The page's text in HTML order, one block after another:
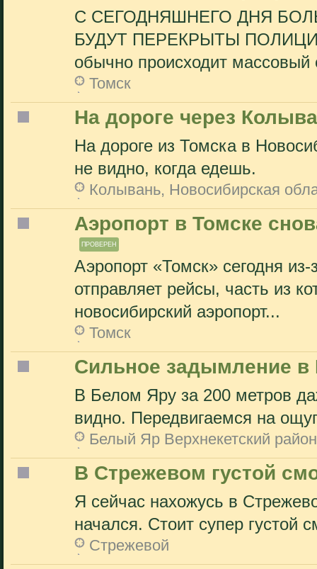
С СЕГОДНЯШНЕГО ДНЯ
БУДУТ ПЕРЕКРЫТЫ
обычно происходит
Томск
На дороге через
На дороге из Томска в
не видно, когда едешь.
Колывань, Новосибирская
Аэропорт в Томске
ПРОВЕРЕН
Аэропорт «Томск» сегодня
отправляет рейсы, часть из
новосибирский аэропорт...
Томск
Сильное задымление
В Белом Яру за 200 метров
видно. Передвигаемся на
Белый Яр Верхнекетский район
В Стрежевом густой
Я сейчас нахожусь в
начался. Стоит супер густой
Стрежевой